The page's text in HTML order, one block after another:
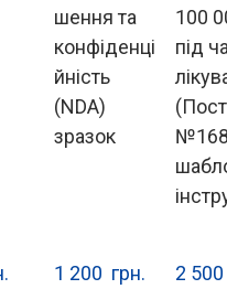
шення та
конфіденці
йність
(NDA)
зразок
1 200  грн.
100
під
2 500